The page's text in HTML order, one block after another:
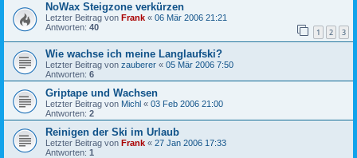
NoWax Steigzone verkürzen
Letzter Beitrag von Frank « 06 Mär 2006 21:21
Antworten: 40 1 2 3
Wie wachse ich meine Langlaufski?
Letzter Beitrag von zauberer « 05 Mär 2006 7:50
Antworten: 6
Griptape und Wachsen
Letzter Beitrag von Michl « 03 Feb 2006 21:00
Antworten: 2
Reinigen der Ski im Urlaub
Letzter Beitrag von Frank « 27 Jan 2006 17:33
Antworten: 1